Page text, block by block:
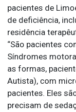
pacientes de
de deficiência,
residência
“São pacientes
Síndromes
as formas,
Autista), com
pacientes. Eles
precisam de